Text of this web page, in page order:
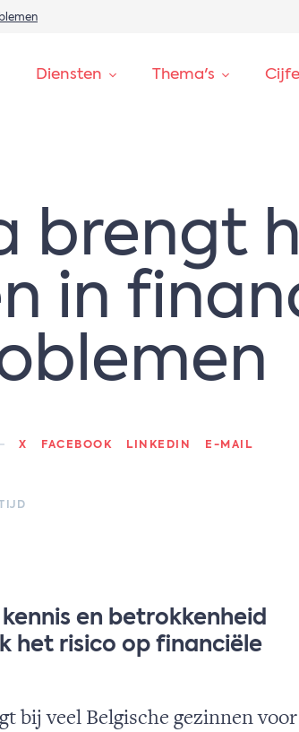
Diensten Thema's
brengt
in
X FACEBOOK LINKEDIN E-MAIL
en betrokkenheid
het risico op financiële
bij veel Belgische gezinnen voor